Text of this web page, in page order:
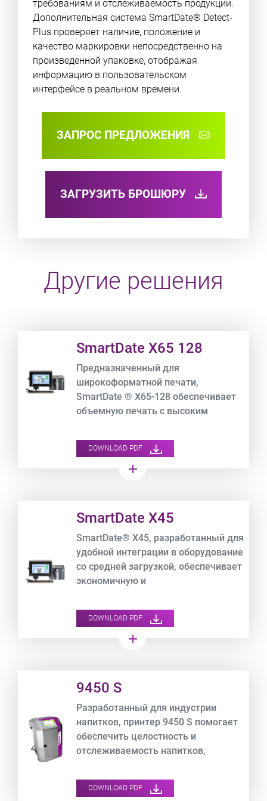
требованиям и отслеживаемость продукции.
Дополнительная система SmartDate® Detect-
Plus проверяет наличие, положение и
качество маркировки непосредственно на
произведенной упаковке, отображая
информацию в пользовательском
интерфейсе в реальном времени.
ЗАПРОС ПРЕДЛОЖЕНИЯ
ЗАГРУЗИТЬ БРОШЮРУ
Другие решения
SmartDate X65 128
Предназначенный для
широкоформатной печати,
SmartDate ® X65-128 обеспечивает
объемную печать с высоким
упаковочной пленке со скоростью
до 700 мм/с.
DOWNLOAD PDF
add
SmartDate X45
SmartDate® X45, разработанный для
удобной интеграции в оборудование
со средней загрузкой, обеспечивает
экономичную и
маркировку на гибкой упаковочной
пленке при одновременном
отслеживании показателей OEE.
DOWNLOAD PDF
add
9450 S
Разработанный для индустрии
напитков, принтер 9450 S помогает
обеспечить целостность и
отслеживаемость напитков,
совокупную стоимость владения
(OEE).
DOWNLOAD PDF